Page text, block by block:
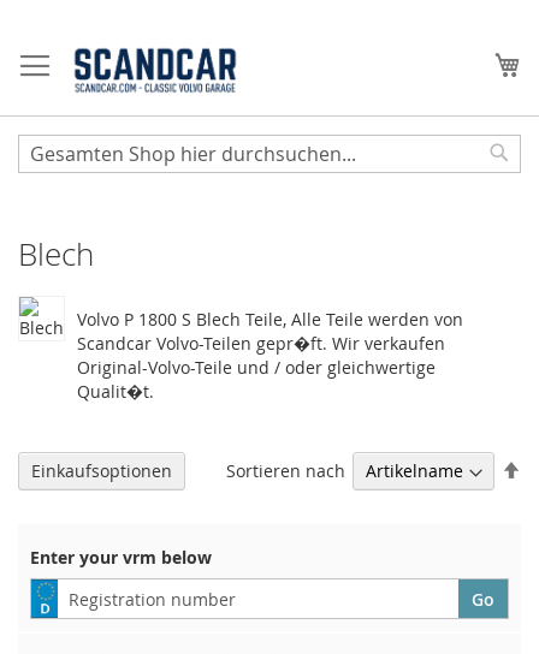
Inhalt
springen
Blech
Volvo P 1800 S Blech Teile, Alle Teile werden von
Scandcar Volvo-Teilen gepr�ft. Wir verkaufen
Original-Volvo-Teile und / oder gleichwertige
Qualit�t.
Sortieren nach
Enter your vrm below
Einkaufsoptionen